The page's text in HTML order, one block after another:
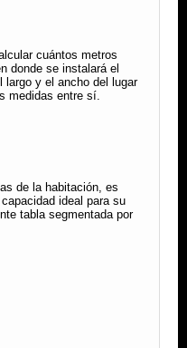
cuántos metros
donde se instalará el
largo y el ancho del lugar
medidas entre sí.
de la habitación, es
ideal para su
tabla segmentada por